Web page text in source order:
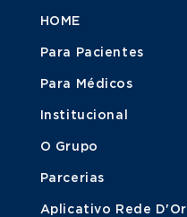
HOME
Para Pacientes
Para Médicos
Institucional
O Grupo
Parcerias
Aplicativo Rede D'Or